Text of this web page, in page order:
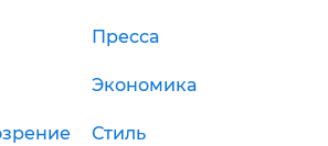
Пресса
Экономика
Стиль